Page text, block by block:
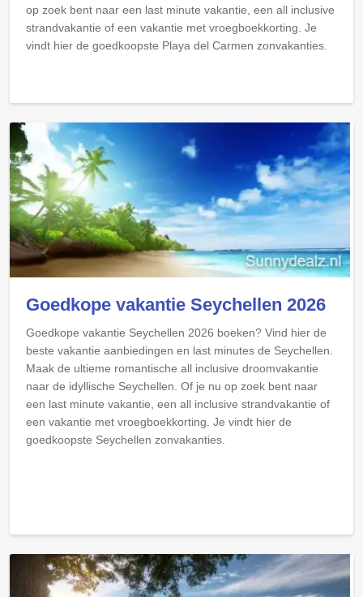
op zoek bent naar een last minute vakantie, een all inclusive
strandvakantie of een vakantie met vroegboekkorting. Je
vindt hier de goedkoopste Playa del Carmen zonvakanties.
Goedkope vakantie Seychellen 2026
Goedkope vakantie Seychellen 2026 boeken? Vind hier de
beste vakantie aanbiedingen en last minutes de Seychellen.
Maak de ultieme romantische all inclusive droomvakantie
naar de idyllische Seychellen. Of je nu op zoek bent naar
een last minute vakantie, een all inclusive strandvakantie of
een vakantie met vroegboekkorting. Je vindt hier de
goedkoopste Seychellen zonvakanties.